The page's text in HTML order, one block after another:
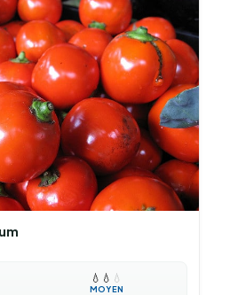
💧 💧 💧
MOYEN